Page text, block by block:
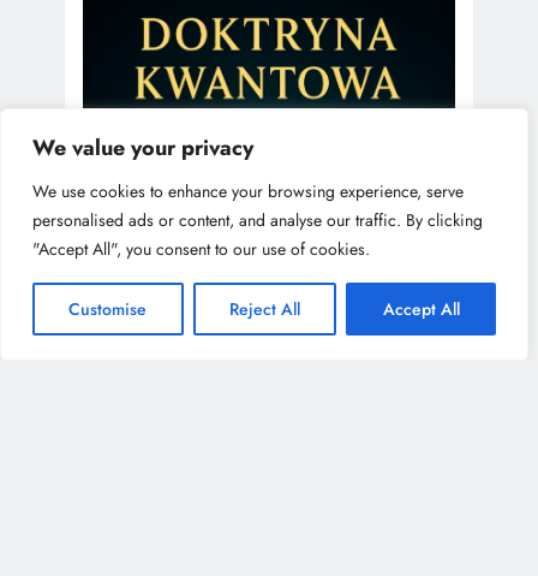
We value your privacy
We use cookies to enhance your browsing experience, serve
personalised ads or content, and analyse our traffic. By clicking
"Accept All", you consent to our use of cookies.
Customise Reject All Accept All